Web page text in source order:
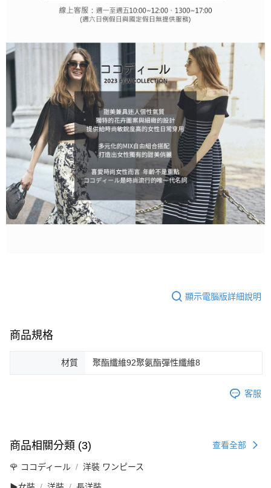
顯示電腦版詳細說明
商品規格
材質 聚酯纖維92聚氨酯彈性纖維8
客服
商品相關分類 (3) 查看全部
🌹 ココディール 洋裝 ワンピース